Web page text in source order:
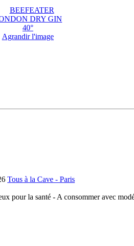
Agrandir l'image
Tous à la Cave - Paris
pour la santé - A consommer avec